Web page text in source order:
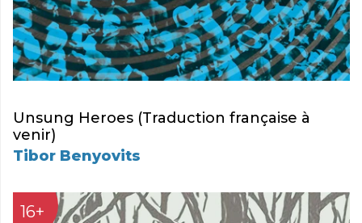
Unsung Heroes (Traduction française à
venir)
Tibor Benyovits
16+